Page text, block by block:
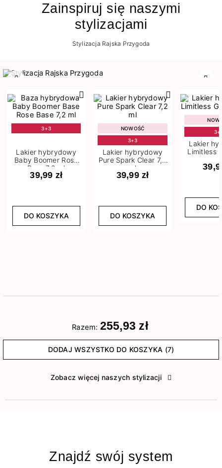
Zainspiruj się naszymi
stylizacjami
Stylizacja Rajska Przygoda
3+3
Lakier hybrydowy
Baby Boomer Rose
Base 7,2 ml
39,99 zł
DO KOSZYKA
NOWOŚĆ
3+3
Lakier hybrydowy
Pure Spark Clear 7,2
ml
39,99 zł
DO KOSZYKA
Lakier
Limitless
DO
Razem: 255,93 zł
DODAJ WSZYSTKO DO KOSZYKA (7)
Zobacz więcej naszych stylizacji
Znajdź swój system